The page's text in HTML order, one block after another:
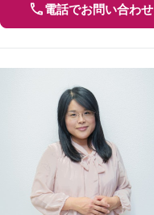
電話でお問い合わせ